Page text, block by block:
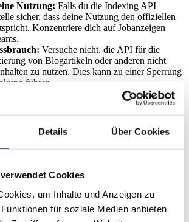
Details Über Cookies
Cookies
um Inhalte und Anzeigen zu
für soziale Medien anbieten
Nutzung: Falls du die Indexing API
sicher, dass deine Nutzung den offiziellen
Konzentriere dich auf Jobanzeigen
Versuche nicht, die API für die
von Blogartikeln oder anderen nicht
zu nutzen. Dies kann zu einer Sperrung
führen.
dich auf natürliche Indexierung:Investiere
Strategie und baue qualitativ
auf, um eine natürliche Indexierung
zu fördern. Google und Rohmaterial-Inhalte
eine sinnvolle Ergänzung sein.
Indexierung:Nutze die Google Search
eventuelle Probleme zu identifizieren.
Erwäge alternative Methoden zur
Indexierung, wie z.B. das Einreichen deiner
Search Console.